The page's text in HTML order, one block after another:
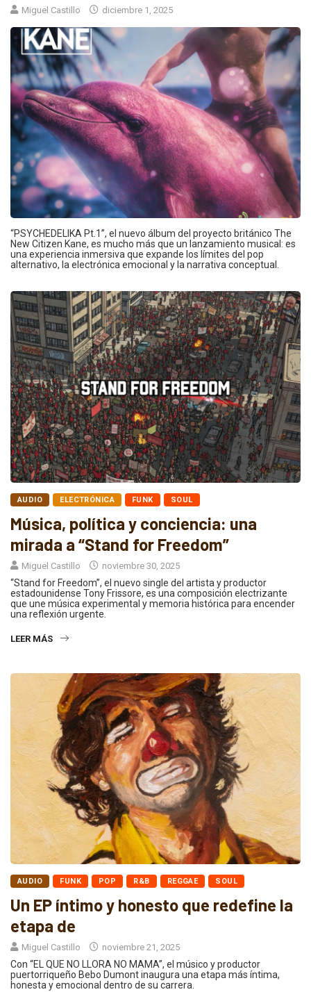
Miguel Castillo diciembre 1, 2025
“PSYCHEDELIKA Pt.1”, el nuevo álbum del proyecto británico The
New Citizen Kane, es mucho más que un lanzamiento musical: es
una experiencia inmersiva que expande los límites del pop
alternativo, la electrónica emocional y la narrativa conceptual.
AUDIO ELECTRÓNICA FUNK SOUL
Música, política y conciencia: una
mirada a “Stand for Freedom”
Miguel Castillo noviembre 30, 2025
“Stand for Freedom”, el nuevo single del artista y productor
estadounidense Tony Frissore, es una composición electrizante
que une música experimental y memoria histórica para encender
una reflexión urgente.
LEER MÁS
AUDIO FUNK POP R&B REGGAE SOUL
Un EP íntimo y honesto que redefine la
etapa de
Miguel Castillo noviembre 21, 2025
Con “EL QUE NO LLORA NO MAMA”, el músico y productor
puertorriqueño Bebo Dumont inaugura una etapa más íntima,
honesta y emocional dentro de su carrera.